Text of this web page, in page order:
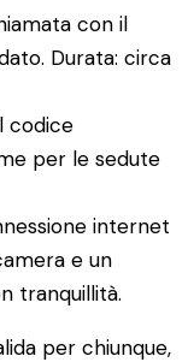
con il
Durata: circa
codice
per le sedute
internet
e un
tranquillità.
per chiunque,